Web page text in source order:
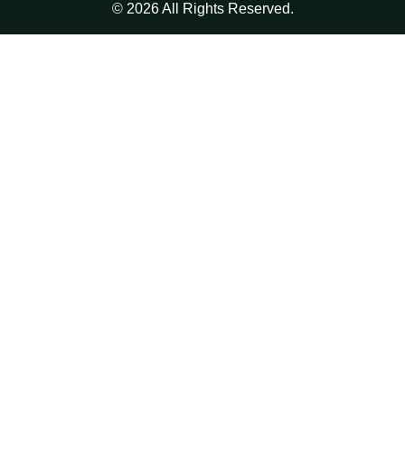
© 2026 All Rights Reserved.